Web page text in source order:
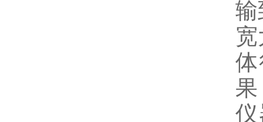
输